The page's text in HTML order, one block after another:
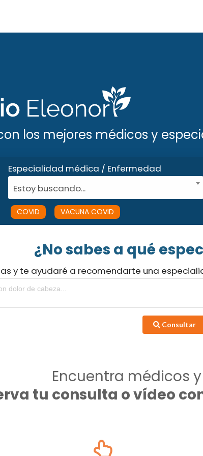
los mejores médicos y
Especialidad médica / Enfermedad
Estoy buscando...
COVID VACUNA COVID
¿No sabes a qué
y te ayudaré a recomendarte una
Consultar
Encuentra médicos
tu consulta o vídeo